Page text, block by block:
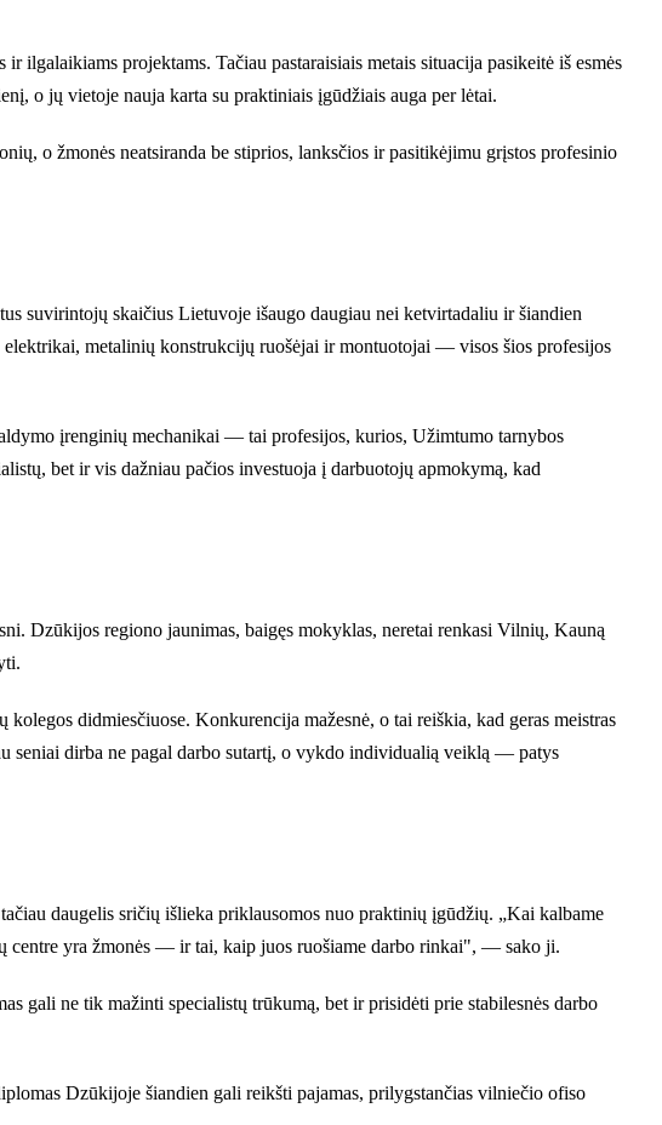
projektams. Tačiau pastaraisiais metais situacija pasikeitė iš esmės
o jų vietoje nauja karta su praktiniais įgūdžiais auga per lėtai.
o žmonės neatsiranda be stiprios, lanksčios ir pasitikėjimu grįstos profesinio
suvirintojų skaičius Lietuvoje išaugo daugiau nei ketvirtadaliu ir šiandien
metalinių konstrukcijų ruošėjai ir montuotojai — visos šios profesijos
įrenginių mechanikai — tai profesijos, kurios, Užimtumo tarnybos
bet ir vis dažniau pačios investuoja į darbuotojų apmokymą, kad
Dzūkijos regiono jaunimas, baigęs mokyklas, neretai renkasi Vilnių, Kauną
didmiesčiuose. Konkurencija mažesnė, o tai reiškia, kad geras meistras
seniai dirba ne pagal darbo sutartį, o vykdo individualią veiklą — patys
daugelis sričių išlieka priklausomos nuo praktinių įgūdžių. „Kai kalbame
centre yra žmonės — ir tai, kaip juos ruošiame darbo rinkai", — sako ji.
gali ne tik mažinti specialistų trūkumą, bet ir prisidėti prie stabilesnės darbo
Dzūkijoje šiandien gali reikšti pajamas, prilygstančias vilniečio ofiso